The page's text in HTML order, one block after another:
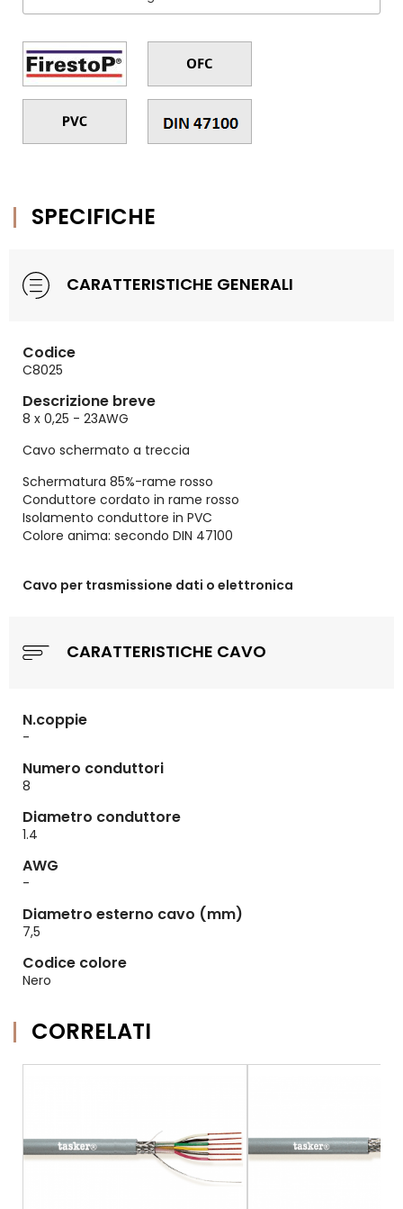
SPECIFICHE
CARATTERISTICHE GENERALI
Codice
C8025
Descrizione breve
8 x 0,25 - 23AWG
Cavo schermato a treccia
Schermatura 85%-rame rosso
Conduttore cordato in rame rosso
Isolamento conduttore in PVC
Colore anima: secondo DIN 47100
Cavo per trasmissione dati o elettronica
CARATTERISTICHE CAVO
N.coppie
-
Numero conduttori
8
Diametro conduttore
1.4
AWG
-
Diametro esterno cavo (mm)
7,5
Codice colore
Nero
CORRELATI